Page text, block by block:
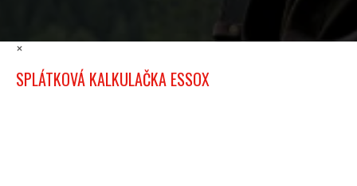
×
SPLÁTKOVÁ KALKULAČKA ESSOX